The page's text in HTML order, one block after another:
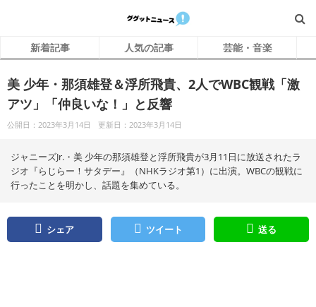
新着記事 人気の記事 芸能・音楽
美 少年・那須雄登＆浮所飛貴、2人でWBC観戦「激
アツ」「仲良いな！」と反響
公開日：2023年3月14日 更新日：2023年3月14日
ジャニーズJr.・美 少年の那須雄登と浮所飛貴が3月11日に放送されたラ
ジオ『らじらー！サタデー』（NHKラジオ第1）に出演。WBCの観戦に
行ったことを明かし、話題を集めている。
シェア ツイート 送る